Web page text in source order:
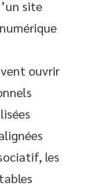
site
ouvrir
les